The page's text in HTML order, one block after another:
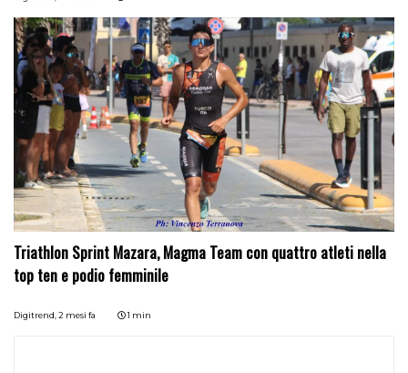
Triathlon Sprint Mazara, Magma Team con quattro atleti nella
top ten e podio femminile
Digitrend,2 mesi fa 1 min